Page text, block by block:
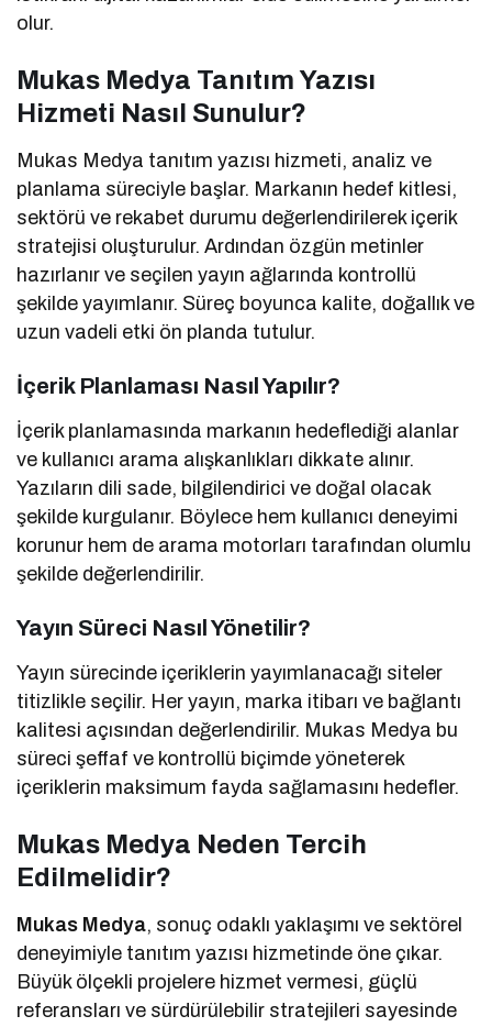
olur.
Mukas Medya Tanıtım Yazısı
Hizmeti Nasıl Sunulur?
Mukas Medya tanıtım yazısı hizmeti, analiz ve
planlama süreciyle başlar. Markanın hedef kitlesi,
sektörü ve rekabet durumu değerlendirilerek içerik
stratejisi oluşturulur. Ardından özgün metinler
hazırlanır ve seçilen yayın ağlarında kontrollü
şekilde yayımlanır. Süreç boyunca kalite, doğallık ve
uzun vadeli etki ön planda tutulur.
İçerik Planlaması Nasıl Yapılır?
İçerik planlamasında markanın hedeflediği alanlar
ve kullanıcı arama alışkanlıkları dikkate alınır.
Yazıların dili sade, bilgilendirici ve doğal olacak
şekilde kurgulanır. Böylece hem kullanıcı deneyimi
korunur hem de arama motorları tarafından olumlu
şekilde değerlendirilir.
Yayın Süreci Nasıl Yönetilir?
Yayın sürecinde içeriklerin yayımlanacağı siteler
titizlikle seçilir. Her yayın, marka itibarı ve bağlantı
kalitesi açısından değerlendirilir. Mukas Medya bu
süreci şeffaf ve kontrollü biçimde yöneterek
içeriklerin maksimum fayda sağlamasını hedefler.
Mukas Medya Neden Tercih
Edilmelidir?
Mukas Medya, sonuç odaklı yaklaşımı ve sektörel
deneyimiyle tanıtım yazısı hizmetinde öne çıkar.
Büyük ölçekli projelere hizmet vermesi, güçlü
referansları ve sürdürülebilir stratejileri sayesinde